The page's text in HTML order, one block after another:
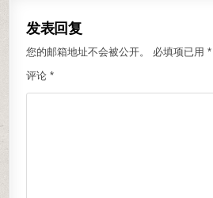
发表回复
您的邮箱地址不会被公开。 必填项已用*
评论*